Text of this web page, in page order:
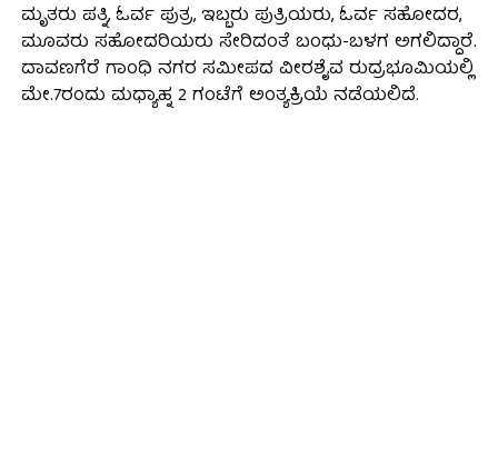
ಮೃತರು ಪತ್ನಿ, ಓರ್ವ ಪುತ್ರ, ಇಬ್ಬರು ಪುತ್ರಿಯರು, ಓರ್ವ ಸಹೋದರ,
ಮೂವರು ಸಹೋದರಿಯರು ಸೇರಿದಂತೆ ಬಂಧು-ಬಳಗ ಅಗಲಿದ್ದಾರೆ.
ದಾವಣಗೆರೆ ಗಾಂಧಿ ನಗರ ಸಮೀಪದ ವೀರಶೈವ ರುದ್ರಭೂಮಿಯಲ್ಲಿ
ಮೇ.7ರಂದು ಮಧ್ಯಾಹ್ನ 2 ಗಂಟೆಗೆ ಅಂತ್ಯಕ್ರಿಯೆ ನಡೆಯಲಿದೆ.